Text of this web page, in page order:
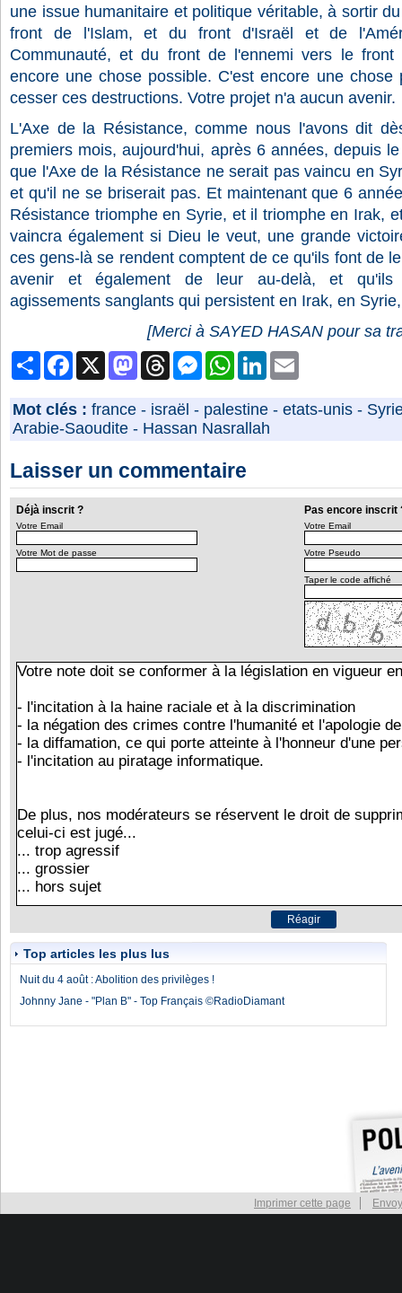
une issue humanitaire et politique véritable, à sortir
front de l'Islam, et du front d'Israël et de
Communauté, et du front de l'ennemi vers le
encore une chose possible. C'est encore une
cesser ces destructions. Votre projet n'a aucun avenir.
L'Axe de la Résistance, comme nous l'avons dit
premiers mois, aujourd'hui, après 6 années, depuis
que l'Axe de la Résistance ne serait pas vaincu en
et qu'il ne se briserait pas. Et maintenant que 6
Résistance triomphe en Syrie, et il triomphe en Irak,
vaincra également si Dieu le veut, une grande
ces gens-là se rendent comptent de ce qu'ils font de
avenir et également de leur au-delà, et qu'ils
agissements sanglants qui persistent en Irak, en
[Merci à SAYED HASAN pour sa
PartagerFacebook MastodonThreads MessengerWhatsAppLinkedIn
Mot clés : france - israël - palestine - etats-unis -
Arabie-Saoudite - Hassan Nasrallah
Laisser un commentaire
Déjà inscrit ? Pas encore inscrit
Votre Email
Votre Mot de passe
Votre Email
Votre Pseudo
Taper le code affiché
Top articles les plus lus
Nuit du 4 août : Abolition des privilèges !
Johnny Jane - "Plan B" - Top Français ©RadioDiamant
Imprimer cette page